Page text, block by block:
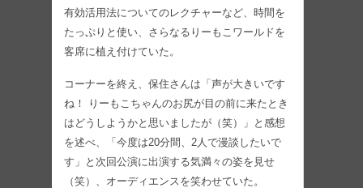
有効活用法についてのレクチャーなど、時間を
たっぷりと使い、さらなるりーもこワールドを
客席に植え付けていた。
コーナーを終え、保住さんは「声が大きいです
ね！ りーもこちゃんのお尻が目の前に来たとき
はどうしようかと思いましたが（笑）」と感想
を述べ、「今度は20分間、2人で漫談したいで
す」と次回公演に出演する気満々の姿を見せ
（笑）、オーディエンスを笑わせていた。